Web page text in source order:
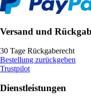
Versand und
30 Tage Rückgaberecht
Bestellung zurückgeben
Trustpilot
Dienstleistungen